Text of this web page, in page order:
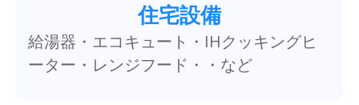
住宅設備
給湯器・エコキュート・IHクッキングヒ
ーター・レンジフード・・など